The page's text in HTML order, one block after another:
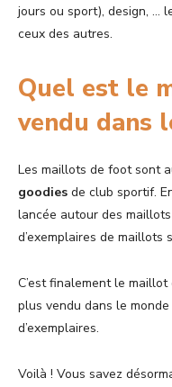
jours ou sport), design, …
ceux des autres.
Quel est le
vendu dans
Les maillots de foot sont
goodies de club sportif.
lancée autour des
d’exemplaires de maillots
C’est finalement le maillot
plus vendu dans le
d’exemplaires.
Voilà ! Vous savez